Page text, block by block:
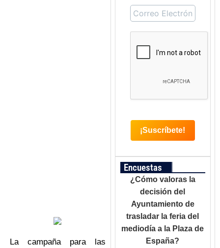
La campaña para las
Encuestas
¿Cómo valoras la
decisión del
Ayuntamiento de
trasladar la feria del
mediodía a la Plaza de
España?